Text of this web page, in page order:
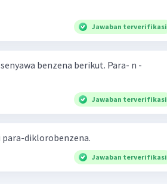
Jawaban terverifikasi
benzena berikut. Para- n -
Jawaban terverifikasi
diklorobenzena.
Jawaban terverifikasi